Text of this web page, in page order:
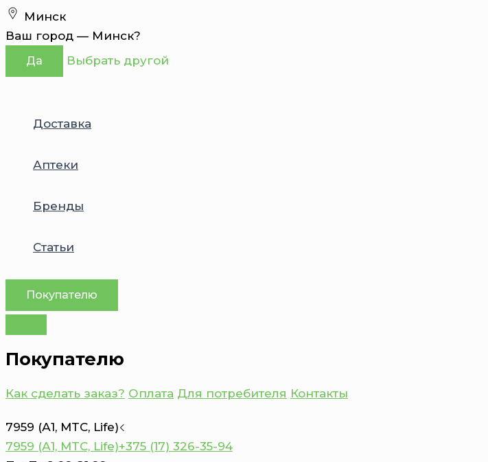
Перейти
к
содержимому
Минск
Ваш город — Минск?
Да Выбрать другой
Доставка
Аптеки
Бренды
Статьи
Покупателю
Покупателю
Как сделать заказ? Оплата Для потребителя Контакты
7959 (А1, MTC, Life)
7959 (А1, MTC, Life)+375 (17) 326-35-94